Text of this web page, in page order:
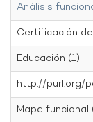
Análisis
Certificación
Educación (1)
http://purl.org/
Mapa funcional